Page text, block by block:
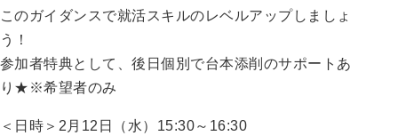
このガイダンスで就活スキルのレベルアップしましょ
う！
参加者特典として、後日個別で台本添削のサポートあ
り★※希望者のみ
＜日時＞2月12日（水）15:30～16:30